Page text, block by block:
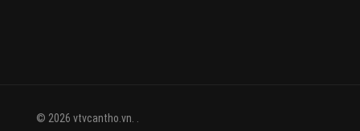
© 2026 vtvcantho.vn. .